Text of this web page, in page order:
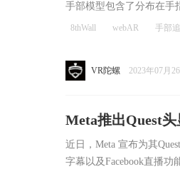
手部模型包含了分布在手
8thWall webAR 手部
VR陀螺 2023年07月
Meta推出Quest
直播功能
近日，Meta 宣布为其
字幕以及Facebook直播功